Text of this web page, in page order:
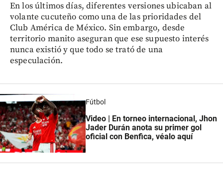
En los últimos días, diferentes versiones ubicaban al
volante cucuteño como una de las prioridades del
Club América de México. Sin embargo, desde
territorio manito aseguran que ese supuesto interés
nunca existió y que todo se trató de una
especulación.
Fútbol
Video | En torneo internacional, Jhon
Jader Durán anota su primer gol
oficial con Benfica, véalo aquí